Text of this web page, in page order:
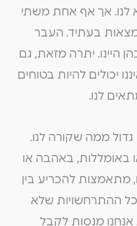
לנו. אך אף אחת משתי
בעתיד. העבר
היינו. יתרה מזאת, גם
יכולים להיות בטוחים
לנו.
גדול ממה שקורה לנו.
באומללות, באהבה או
מתאמצות להכריע בין
ההתרחשויות שלא
אנחנו מנסות לקבל